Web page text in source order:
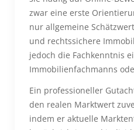
zwar eine erste
nur allgemeine
und rechtssichere
jedoch die Fachkenntnis
Immobilienfachmanns
Ein professioneller
den realen Marktwert
indem er aktuelle